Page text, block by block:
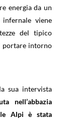
energia da un
viene
del tipico
portare intorno
sua intervista
nell’abbazia
Alpi è stata